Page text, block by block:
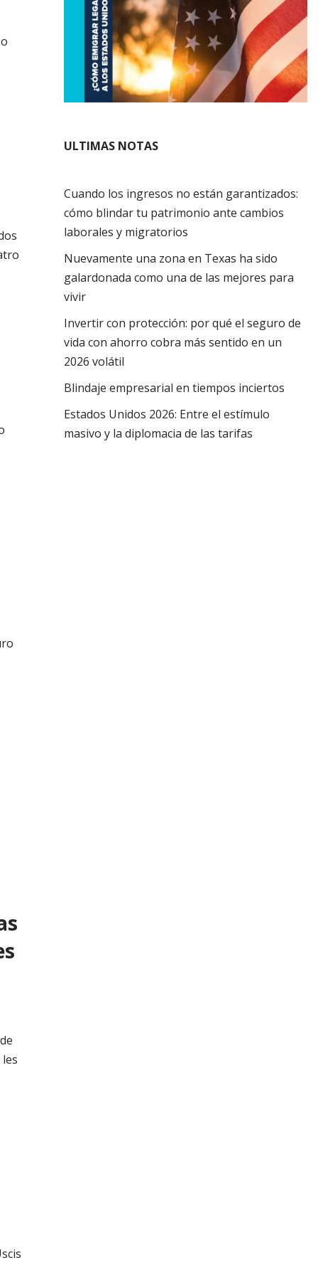
ULTIMAS NOTAS
Cuando los ingresos no están garantizados:
cómo blindar tu patrimonio ante cambios
laborales y migratorios
Nuevamente una zona en Texas ha sido
galardonada como una de las mejores para
vivir
Invertir con protección: por qué el seguro de
vida con ahorro cobra más sentido en un
2026 volátil
Blindaje empresarial en tiempos inciertos
Estados Unidos 2026: Entre el estímulo
masivo y la diplomacia de las tarifas